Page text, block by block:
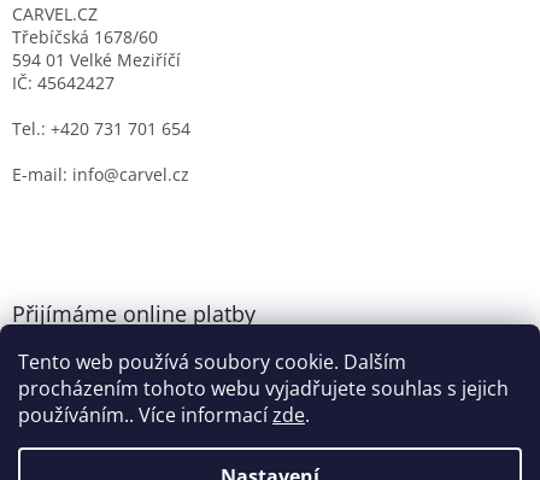
Tento web používá soubory cookie. Dalším
procházením tohoto webu vyjadřujete souhlas s jejich
používáním.. Více informacízde.
CARVEL.CZ
Třebíčská 1678/60
594 01 Velké Meziříčí
IČ: 45642427
Tel.: +420 731 701 654
E-mail: info@carvel.cz
Přijímáme online platby